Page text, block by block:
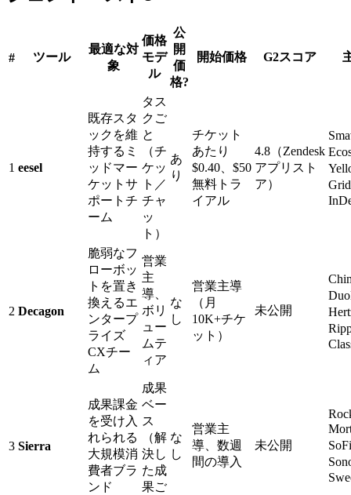
# ツール
最適な対
象
価格
モデ
ル
公
開
価
格?
開始価格 G2スコア
1 eesel
既存スタ
ックを維
持するミ
ッドマー
ケットサ
ポートチ
ーム
タス
クご
と
（チ
ケッ
ト／
チャ
ッ
ト）
あ
り
チケット
あたり
$0.40、$50
無料トラ
イアル
4.8（Zendesk
アプリスト
ア）
2 Decagon
脆弱なフ
ローボッ
トを置き
換えるエ
ンタープ
ライズ
CXチー
ム
営業
主
導、
ボリ
ュー
ムテ
ィア
な
し
営業主導
（月
10K+チケ
ット）
未公開
3 Sierra
成果課金
を受け入
れられる
大規模消
費者ブラ
ンド
成果
ベー
ス
（解
決し
た成
果ご
な
し
営業主
導、数週
間の導入
未公開